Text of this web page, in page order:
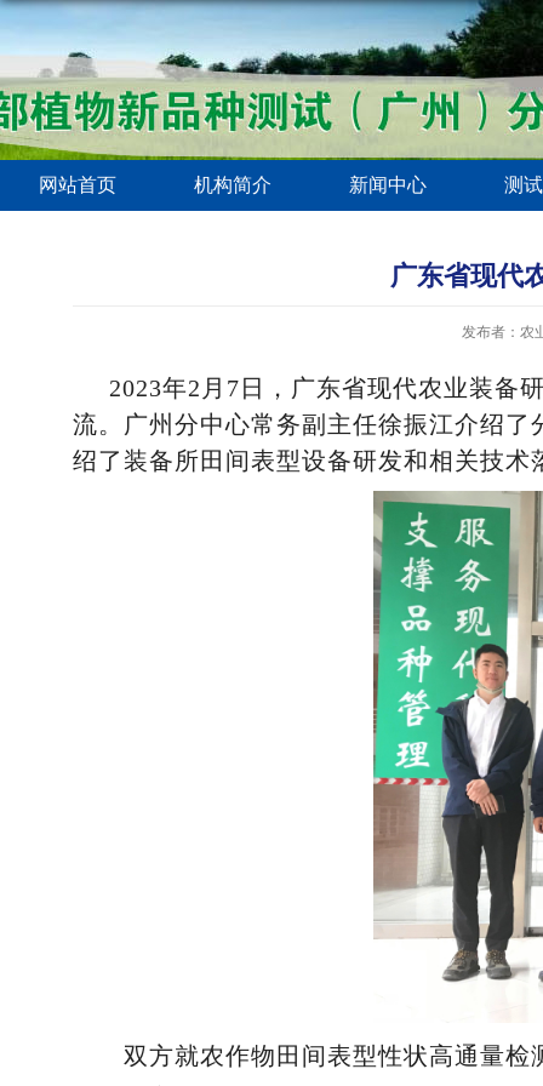
网站首页 机构简介 新闻中心 测
广东省现代
发布者：农
2023年2月7日，广东省现代农业装备
流。广州分中心常务副主任徐振江介绍
绍了装备所田间表型设备研发和相关技术
双方就农作物田间表型性状高通量检